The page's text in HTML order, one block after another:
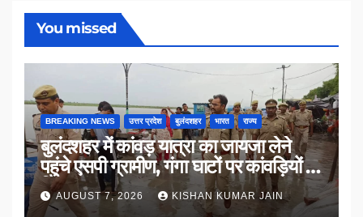
You missed
BREAKING NEWS उत्तर प्रदेश बुलंदशहर भारत राज्य
बुलंदशहर में कांवड़ यात्रा का जायजा लेने
पहुंचे एसपी ग्रामीण, गंगा घाटों पर कांवड़ियों से
किया संवाद
AUGUST 7, 2026 KISHAN KUMAR JAIN